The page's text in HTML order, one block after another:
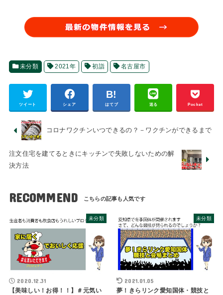
未分類 2021年 初詣 名古屋市
ツイート シェア はてブ 送る Pocket
コロナワクチンいつできるの？－ワクチンができるまで
注文住宅を建てるときにキッチンで失敗しないための解
決方法
RECOMMEND
未分類
2020.12.31
【美味しい！お得！！】＃元気い
未分類
2021.01.05
夢！きらリンク愛知国体・競技と